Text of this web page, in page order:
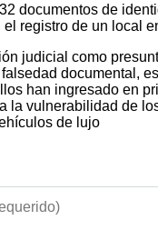
documentos de
registro de un local
judicial como
documental,
han ingresado en
la vulnerabilidad de
de lujo